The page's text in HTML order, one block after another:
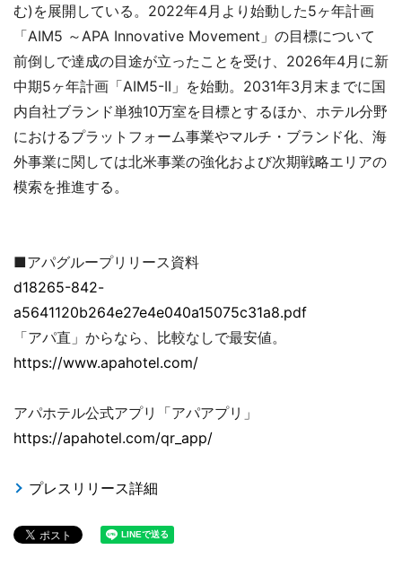
む)を展開している。2022年4月より始動した5ヶ年計画
「AIM5 ～APA Innovative Movement」の目標について
前倒しで達成の目途が立ったことを受け、2026年4月に新
中期5ヶ年計画「AIM5-II」を始動。2031年3月末までに国
内自社ブランド単独10万室を目標とするほか、ホテル分野
におけるプラットフォーム事業やマルチ・ブランド化、海
外事業に関しては北米事業の強化および次期戦略エリアの
模索を推進する。
■アパグループリリース資料
d18265-842-
a5641120b264e27e4e040a15075c31a8.pdf
「アパ直」からなら、比較なしで最安値。
https://www.apahotel.com/
アパホテル公式アプリ「アパアプリ」
https://apahotel.com/qr_app/
プレスリリース詳細